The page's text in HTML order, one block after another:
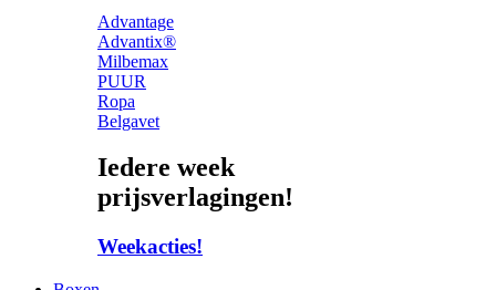
Advantage
Advantix®
Milbemax
PUUR
Ropa
Belgavet
Iedere week
prijsverlagingen!
Weekacties!